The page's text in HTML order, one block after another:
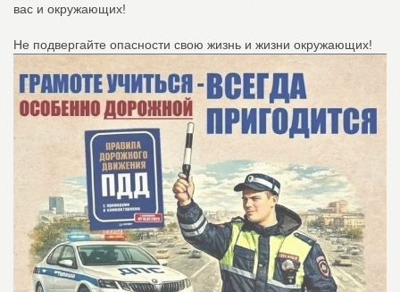
вас и окружающих!
Не подвергайте опасности свою жизнь и жизни окружающих!